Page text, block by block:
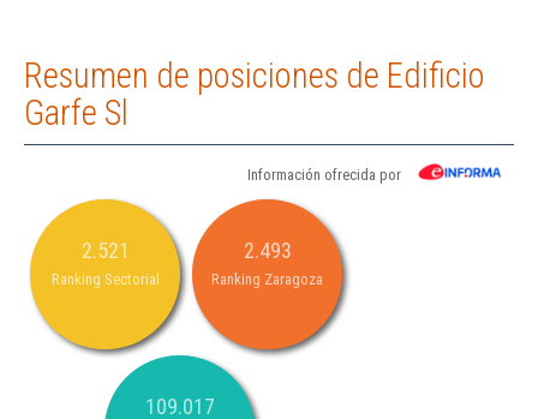
Resumen de posiciones de Edificio
Garfe Sl
Información ofrecida por
2.521
Ranking Sectorial
2.493
Ranking Zaragoza
109.017